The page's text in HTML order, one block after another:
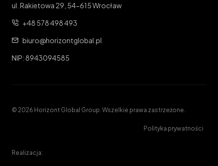
ul. Rakietowa 29, 54-615 Wrocław
+48 578 498 493
biuro@horizontglobal.pl
NIP: 8943094585
© 2026 Horizont Global Group. Wszelkie prawa zastrzeżone.
Polityka prywatności
Realizacja: